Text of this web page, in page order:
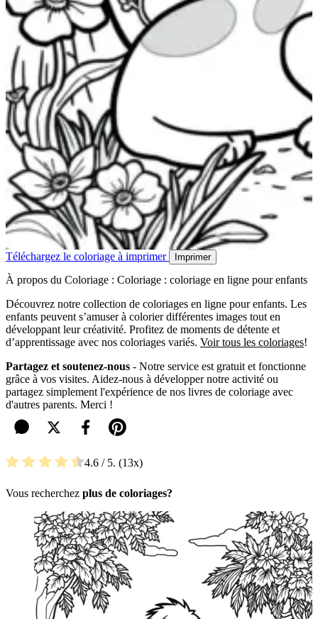
Téléchargez le coloriage à imprimer Imprimer
À propos du Coloriage : Coloriage : coloriage en ligne pour enfants
Découvrez notre collection de coloriages en ligne pour enfants. Les
enfants peuvent s’amuser à colorier différentes images tout en
développant leur créativité. Profitez de moments de détente et
d’apprentissage avec nos coloriages variés. Voir tous les coloriages!
Partagez et soutenez-nous - Notre service est gratuit et fonctionne
grâce à vos visites. Aidez-nous à développer notre activité ou
partagez simplement l'expérience de nos livres de coloriage avec
d'autres parents. Merci !
4.6 / 5. 13
Vous recherchez plus de coloriages?